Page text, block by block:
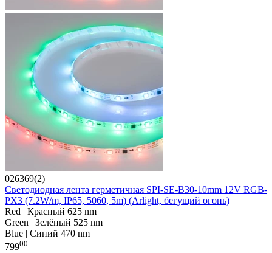
026369(2)
Светодиодная лента герметичная SPI-SE-B30-10mm 12V RGB-
PX3 (7.2W/m, IP65, 5060, 5m) (Arlight, бегущий огонь)
Red | Красный 625 nm
Green | Зелёный 525 nm
Blue | Синий 470 nm
79900